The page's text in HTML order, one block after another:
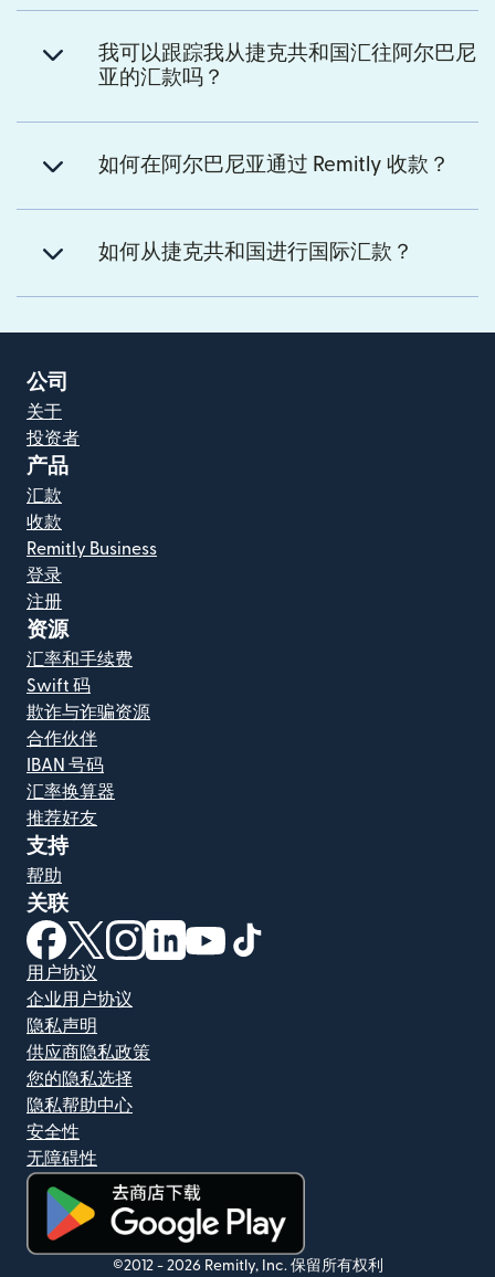
我可以跟踪我从捷克共和国汇往阿尔巴尼
亚的汇款吗？
如何在阿尔巴尼亚通过 Remitly 收款？
如何从捷克共和国进行国际汇款？
公司
关于
投资者
产品
汇款
收款
Remitly Business
登录
注册
资源
汇率和手续费
Swift 码
欺诈与诈骗资源
合作伙伴
IBAN 号码
汇率换算器
推荐好友
支持
帮助
关联
（在新窗口中打开）
（在新窗口中打开）
（在新窗口中打开）
（在新窗口中打开）
（在新窗口中打开）
用户协议
企业用户协议
隐私声明
供应商隐私政策
您的隐私选择
隐私帮助中心
安全性
无障碍性
（在新窗口中打开）
©2012 - 2026 Remitly, Inc. 保留所有权利